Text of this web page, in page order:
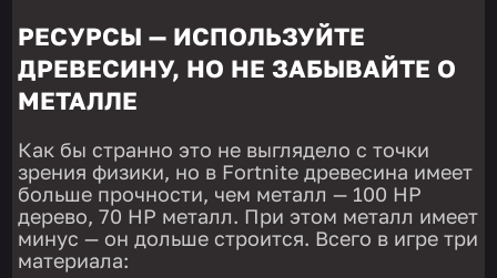
РЕСУРСЫ — ИСПОЛЬЗУЙТЕ
ДРЕВЕСИНУ, НО НЕ ЗАБЫВАЙТЕ О
МЕТАЛЛЕ
Как бы странно это не выглядело с точки
зрения физики, но в Fortnite древесина имеет
больше прочности, чем металл — 100 HP
дерево, 70 HP металл. При этом металл имеет
минус — он дольше строится. Всего в игре три
материала: